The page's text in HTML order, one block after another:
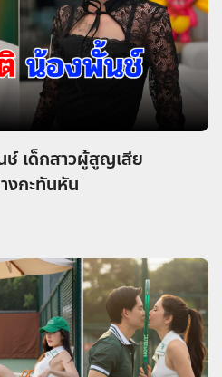
เด็กสาวผู้สูญเสีย
งกะทันหัน